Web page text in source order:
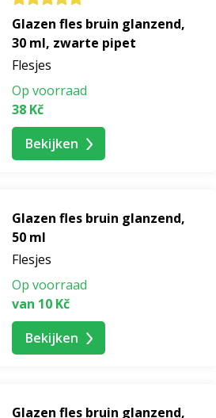
Glazen fles bruin glanzend,
30 ml, zwarte pipet
Flesjes
Op voorraad
38 Kč
Bekijken
Glazen fles bruin glanzend,
50 ml
Flesjes
Op voorraad
van 10 Kč
Bekijken
Glazen fles bruin glanzend,